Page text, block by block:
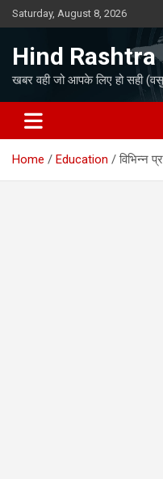
Skip
to
Saturday, August 8, 2026
Hind Rashtra
खबर वही जो आपके लिए हो सही
Home Education विभिन्न